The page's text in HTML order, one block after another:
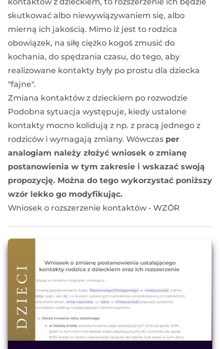
skutkować albo niewywiązywaniem się, albo
mierną ich jakością. Mimo iż jest to rodzica
obowiązek, na siłę ciężko kogoś zmusić do
kochania, do spędzania czasu, do tego, aby
realizowane kontakty były po prostu dla dziecka
"fajne".
Zmiana kontaktów z dzieckiem po rozwodzie
Podobna sytuacja występuje, kiedy ustalone
kontakty mocno kolidują z np. z pracą jednego z
rodziców i wymagają zmiany. Wówczas per
analogiam należy złożyć wniosek o zmianę
postanowienia w tym zakresie i wskazać swoją
propozycję. Można do tego wykorzystać poniższy
wzór lekko go modyfikując.
Wniosek o rozszerzenie kontaktów - WZÓR